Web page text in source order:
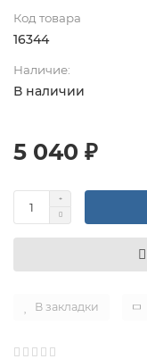
Код товара
16344
Наличие:
В наличии
5 040 ₽
В закладки